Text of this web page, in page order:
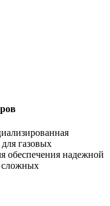
газовых
обеспечения надежной
сложных